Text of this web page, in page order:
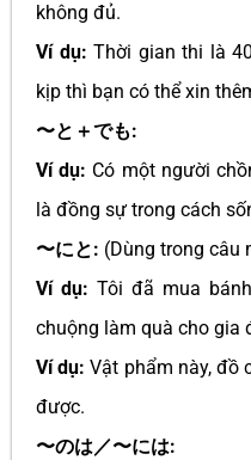
không đủ.
Ví dụ: Thời gian thi là
kịp thì bạn có thể xin
〜と＋でも:
Ví dụ: Có một người
là đồng sự trong cách
〜にと: (Dùng trong câu
Ví dụ: Tôi đã mua
chuộng làm quà cho gia
Ví dụ: Vật phẩm này, đồ
được.
〜のは／〜には: